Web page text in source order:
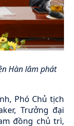
Hàn lâm phát
Phó Chủ tịch
Trưởng đại
đồng chủ trì,